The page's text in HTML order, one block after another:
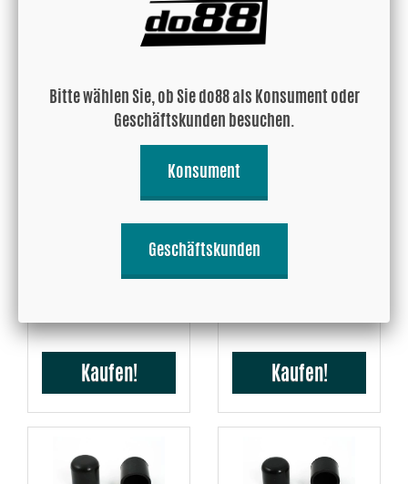
Silikonkappe 18mm
Kaufen!
Silikonkappe 21mm
Kaufen!
Bitte wählen Sie, ob Sie do88 als Konsument oder
Geschäftskunden besuchen.
Konsument
Geschäftskunden